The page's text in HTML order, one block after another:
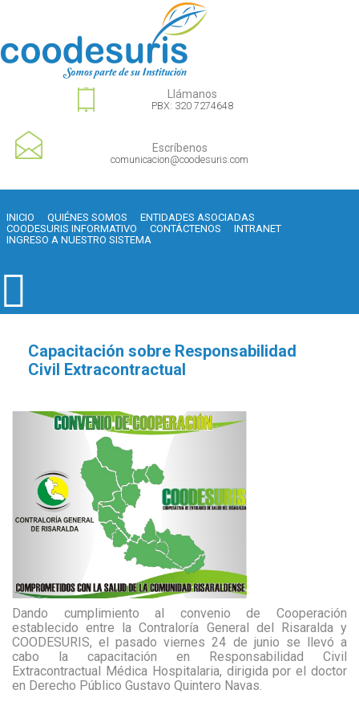
Llámanos
PBX: 320 7274648
Escríbenos
comunicacion@coodesuris.com
INICIO QUIÉNES SOMOS
ENTIDADES ASOCIADAS
COODESURIS INFORMATIVO
CONTÁCTENOS
INTRANET
INGRESO A NUESTRO SISTEMA
Capacitación sobre Responsabilidad
Civil Extracontractual
Dando cumplimiento al convenio de Cooperación
establecido entre la Contraloría General del Risaralda y
COODESURIS, el pasado viernes 24 de junio se llevó a
cabo la capacitación en Responsabilidad Civil
Extracontractual Médica Hospitalaria, dirigida por el doctor
en Derecho Público Gustavo Quintero Navas.